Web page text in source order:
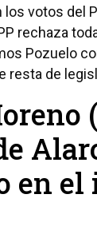
votos del
rechaza
Pozuelo
resta de
en